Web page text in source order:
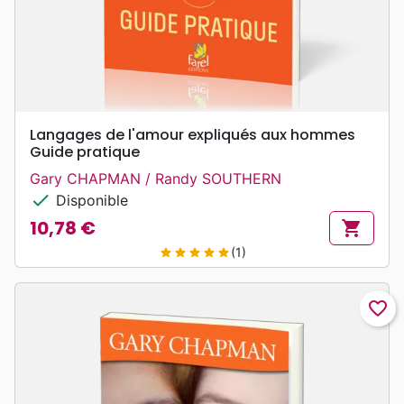
Langages de l'amour expliqués aux hommes
Guide pratique
Gary CHAPMAN / Randy SOUTHERN
check Disponible
Prix
10,78 € shopping_cart
star star star star star(1)
favorite_border